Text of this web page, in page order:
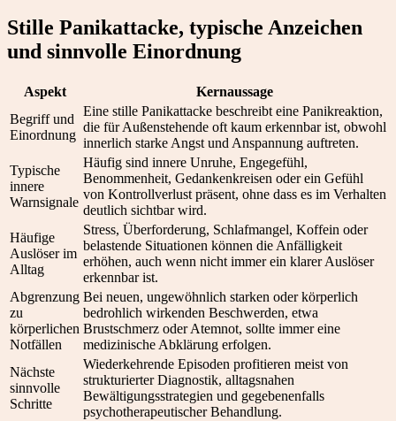
Stille Panikattacke, typische Anzeichen
und sinnvolle Einordnung
Aspekt
Kernaussage
Begriff und
Einordnung
Eine stille Panikattacke beschreibt eine Panikreaktion,
die für Außenstehende oft kaum erkennbar ist, obwohl
innerlich starke Angst und Anspannung auftreten.
Typische
innere
Warnsignale
Häufig sind innere Unruhe, Engegefühl,
Benommenheit, Gedankenkreisen oder ein Gefühl
von Kontrollverlust präsent, ohne dass es im Verhalten
deutlich sichtbar wird.
Häufige
Auslöser im
Alltag
Stress, Überforderung, Schlafmangel, Koffein oder
belastende Situationen können die Anfälligkeit
erhöhen, auch wenn nicht immer ein klarer Auslöser
erkennbar ist.
Abgrenzung
zu
körperlichen
Notfällen
Bei neuen, ungewöhnlich starken oder körperlich
bedrohlich wirkenden Beschwerden, etwa
Brustschmerz oder Atemnot, sollte immer eine
medizinische Abklärung erfolgen.
Nächste
sinnvolle
Schritte
Wiederkehrende Episoden profitieren meist von
strukturierter Diagnostik, alltagsnahen
Bewältigungsstrategien und gegebenenfalls
psychotherapeutischer Behandlung.